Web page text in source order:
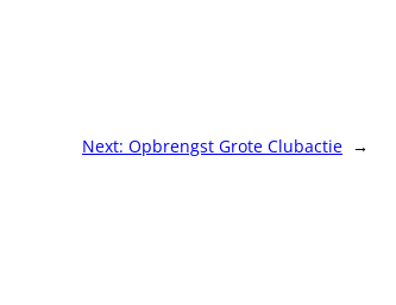
Next: Opbrengst Grote Clubactie →